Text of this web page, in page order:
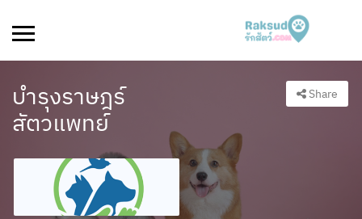
บำรุงราษฎร์
สัตวแพทย์
Share